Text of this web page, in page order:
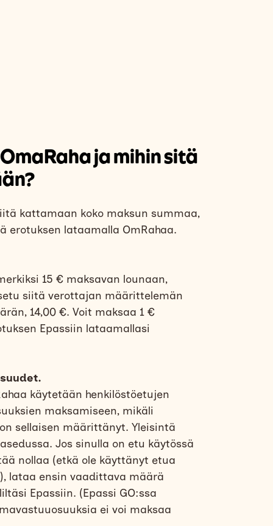
ja mihin sitä
kattamaan koko maksun summaa,
erotuksen lataamalla OmRahaa.
15 € maksavan lounaan,
siitä verottajan määrittelemän
14,00 €. Voit maksaa 1 €
Epassiin lataamallasi
käytetään henkilöstöetujen
maksamiseen, mikäli
sellaisen määrittänyt. Yleisintä
Jos sinulla on etu käytössä
nollaa (etkä ole käyttänyt etua
lataa ensin vaadittava määrä
Epassiin. (Epassi GO:ssa
ei voi maksaa